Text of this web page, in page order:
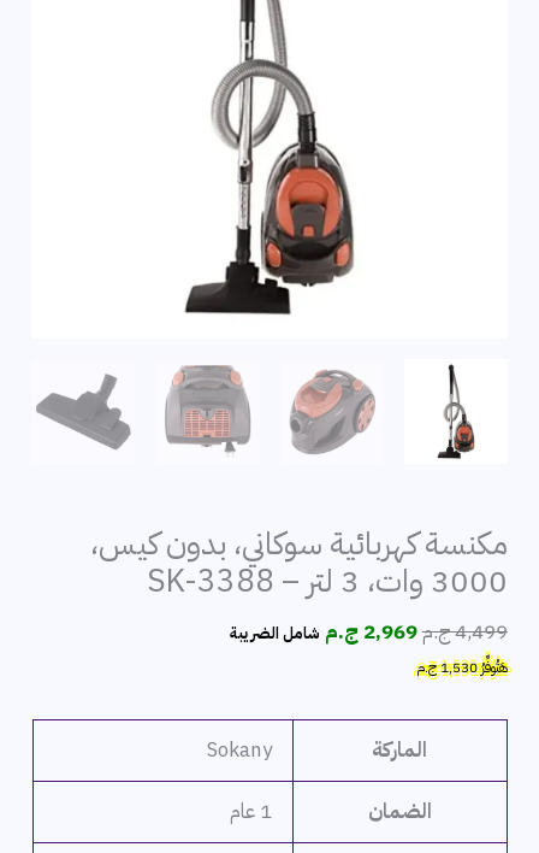
مكنسة كهربائية سوكاني، بدون كيس،
3000 وات، 3 لتر – SK-3388
4,499ج.مالسعر
الأصلي
2,969 ج.م السعر
شامل الضريبة
هَتُوفِّرُ1,530ج.م
الماركة Sokany
الضمان 1 عام